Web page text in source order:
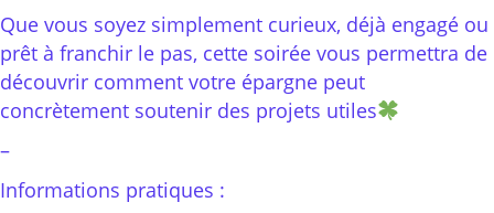
Que vous soyez simplement curieux, déjà engagé ou
prêt à franchir le pas, cette soirée vous permettra de
découvrir comment votre épargne peut
concrètement soutenir des projets utiles
–
Informations pratiques :